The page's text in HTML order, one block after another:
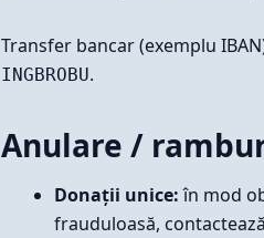
Transfer bancar (exemplu
INGBROBU.
Anulare /
Donații unice:în mod
frauduloasă,